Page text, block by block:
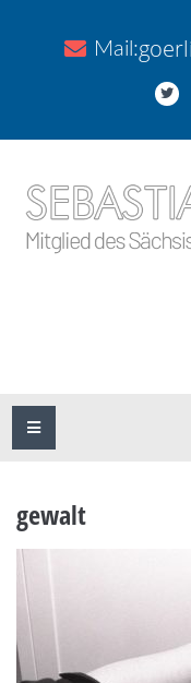
Mail:
gewalt